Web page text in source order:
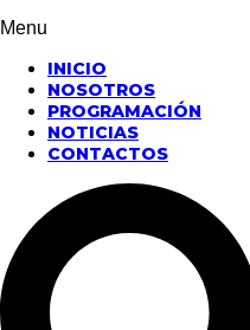
Menu
INICIO
NOSOTROS
PROGRAMACIÓN
NOTICIAS
CONTACTOS